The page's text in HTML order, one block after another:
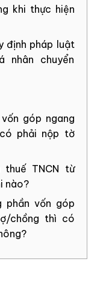
khi thực hiện
định pháp luật
nhân chuyển
góp ngang
phải nộp tờ
TNCN từ
nào?
phần vốn góp
chồng thì có